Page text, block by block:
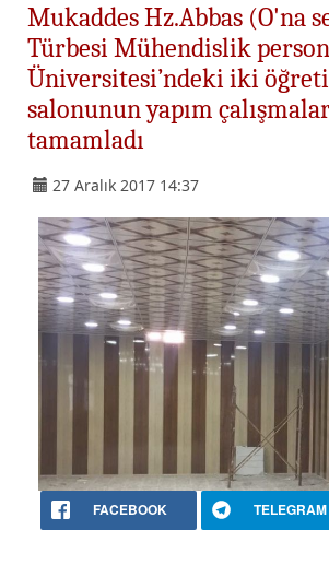
Mukaddes Hz.Abbas (O'na
Türbesi Mühendislik
Üniversitesi’ndeki iki
salonunun yapım
tamamladı
27 Aralık 2017 14:37
FACEBOOK TELEGRAM